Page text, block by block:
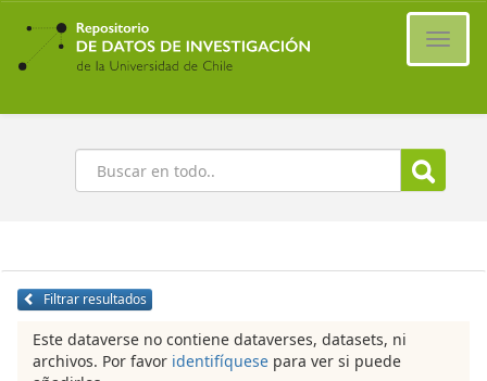
Ir
contenido
principal
Buscar
Filtrar resultados
Este dataverse no contiene dataverses, datasets, ni
archivos. Por favor identifíquese para ver si puede